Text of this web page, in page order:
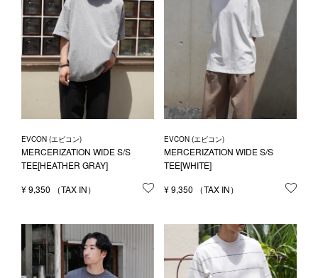
EVCON (エビコン)
MERCERIZATION WIDE S/S
TEE[HEATHER GRAY]
¥9,350 お気に入りに登録する
EVCON (エビコン)
MERCERIZATION WIDE S/S
TEE[WHITE]
¥9,350